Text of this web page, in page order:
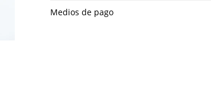
Medios de pago